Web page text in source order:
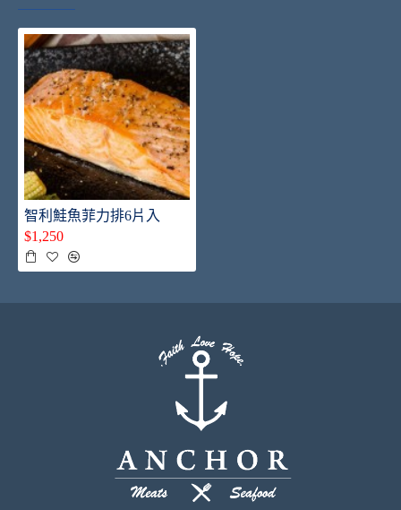
智利鮭魚菲力排6片入
$1,250